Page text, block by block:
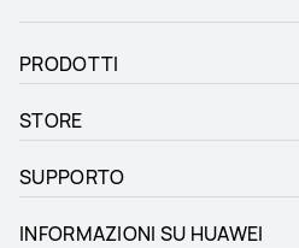
PRODOTTI
STORE
SUPPORTO
INFORMAZIONI SU HUAWEI